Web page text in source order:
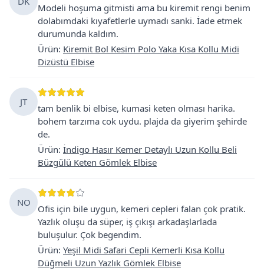
Modeli hoşuma gitmisti ama bu kiremit rengi benim
dolabımdaki kıyafetlerle uymadı sanki. İade etmek
durumunda kaldım.
Ürün: Kiremit Bol Kesim Polo Yaka Kısa Kollu Midi
Dizüstü Elbise
JT
tam benlik bi elbise, kumasi keten olması harika.
bohem tarzıma cok uydu. plajda da giyerim şehirde
de.
Ürün: İndigo Hasır Kemer Detaylı Uzun Kollu Beli
Büzgülü Keten Gömlek Elbise
NO
Ofis için bile uygun, kemeri cepleri falan çok pratik.
Yazlık oluşu da süper, iş çıkışı arkadaşlarlada
buluşulur. Çok begendim.
Ürün: Yeşil Midi Safari Cepli Kemerli Kısa Kollu
Düğmeli Uzun Yazlık Gömlek Elbise